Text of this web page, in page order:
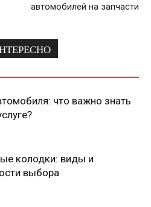
автомобилей на запчасти
что важно знать
колодки: виды и
выбора